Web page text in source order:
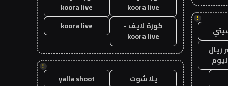
!
ريال
koora live
koora live
كورة لايف -
koora live
koora live
!
يلا شوت
yalla shoot